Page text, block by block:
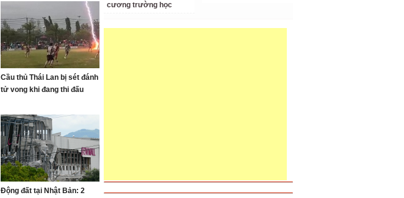
Cầu thủ Thái Lan bị sét đánh
tử vong khi đang thi đấu
Động đất tại Nhật Bản: 2
cương trường học